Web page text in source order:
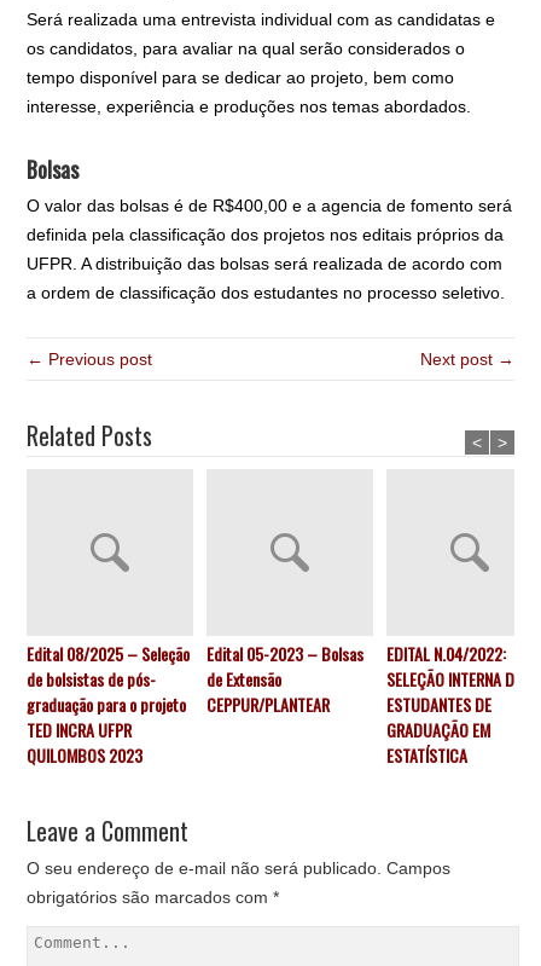
Será realizada uma entrevista individual com as candidatas e
os candidatos, para avaliar na qual serão considerados o
tempo disponível para se dedicar ao projeto, bem como
interesse, experiência e produções nos temas abordados.
Bolsas
O valor das bolsas é de R$400,00 e a agencia de fomento será
definida pela classificação dos projetos nos editais próprios da
UFPR. A distribuição das bolsas será realizada de acordo com
a ordem de classificação dos estudantes no processo seletivo.
← Previous post Next post →
Related Posts
Edital 08/2025 – Seleção
de bolsistas de pós-
graduação para o projeto
TED INCRA UFPR
QUILOMBOS 2023
Edital 05-2023 – Bolsas
de Extensão
CEPPUR/PLANTEAR
EDITAL N.04/2022:
SELEÇÃO INTERNA DE
ESTUDANTES DE
GRADUAÇÃO EM
ESTATÍSTICA
< >
Leave a Comment
O seu endereço de e-mail não será publicado. Campos
obrigatórios são marcados com*